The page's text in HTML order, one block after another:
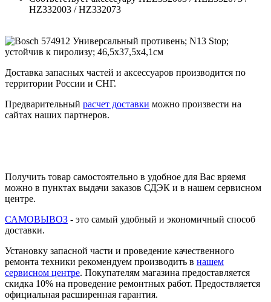
HZ332003 / HZ332073
Доставка запасных частей и аксессуаров производится по
территории России и СНГ.
Предварительный расчет доставки можно произвести на
сайтах наших партнеров.
Получить товар самостоятельно в удобное для Вас вряемя
можно в пунктах выдачи заказов СДЭК и в нашем сервисном
центре.
САМОВЫВОЗ - это самый удобный и экономичный способ
доставки.
Установку запасной части и проведение качественного
ремонта техники рекомендуем производить в нашем
сервисном центре. Покупателям магазина предоставляется
скидка 10% на проведение ремонтных работ. Предоствляется
официальная расширенная гарантия.